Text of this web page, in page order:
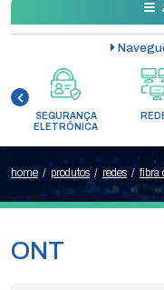
SEGURANÇA
ELETRÔNICA
home / produtos / redes / fibra
ONT